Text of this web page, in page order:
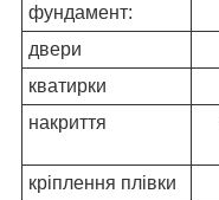
фундамент:
двери
кватирки
накриття
кріплення плівки